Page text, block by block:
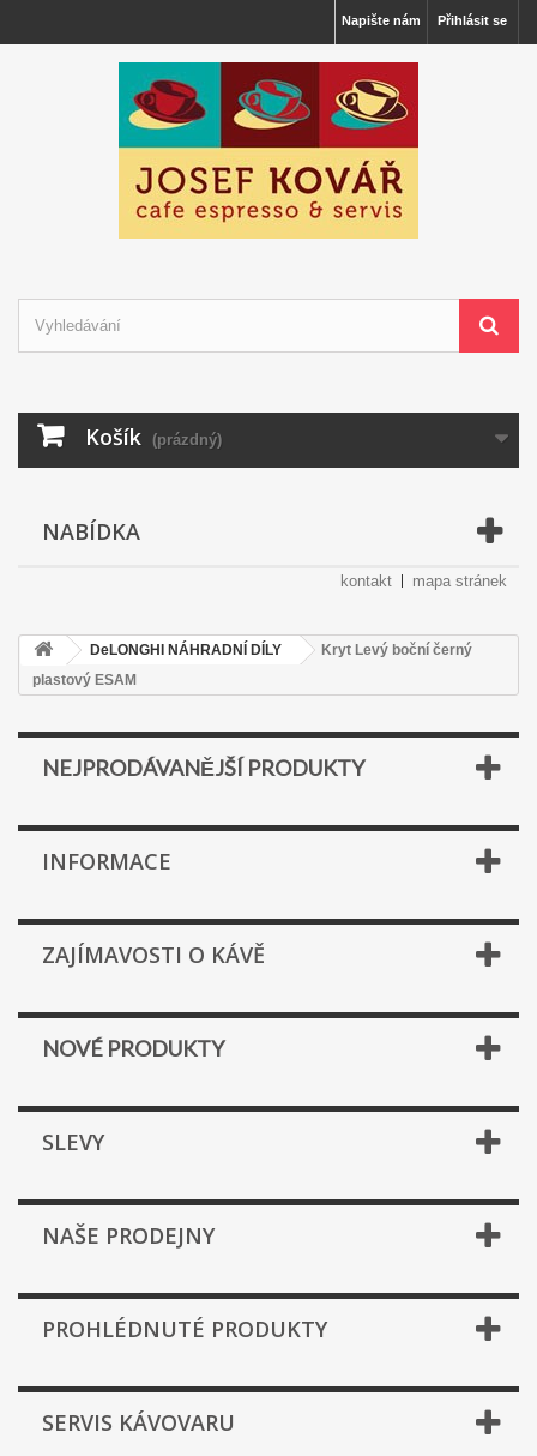
Přihlásit se
Napište nám
Košík (prázdný)
NABÍDKA
kontakt mapa stránek
DeLONGHI NÁHRADNÍ DÍLY
Kryt Levý boční černý
plastový ESAM
NEJPRODÁVANĚJŠÍ PRODUKTY
INFORMACE
ZAJÍMAVOSTI O KÁVĚ
NOVÉ PRODUKTY
SLEVY
NAŠE PRODEJNY
PROHLÉDNUTÉ PRODUKTY
SERVIS KÁVOVARU